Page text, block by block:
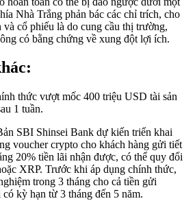
Nhà Trắng phản bác các chỉ trích, cho
cổ phiếu là do cung cầu thị trường,
có bằng chứng về xung đột lợi ích.
thức vượt mốc 400 triệu USD tài sản
1 tuần.
SBI Shinsei Bank dự kiến triển khai
voucher crypto cho khách hàng gửi tiết
20% tiền lãi nhận được, có thể quy đổi
XRP. Trước khi áp dụng chính thức,
trong 3 tháng cho cả tiền gửi
kỳ hạn từ 3 tháng đến 5 năm.